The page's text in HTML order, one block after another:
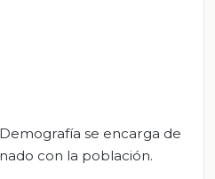
se encarga de
con la población.